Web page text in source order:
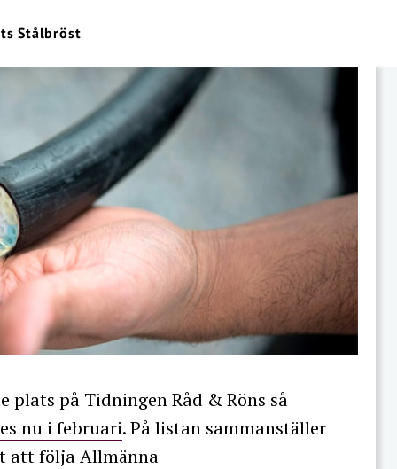
Stålbröst
på Tidningen Råd & Röns så
nu i februari. På listan sammanställer
att följa Allmänna